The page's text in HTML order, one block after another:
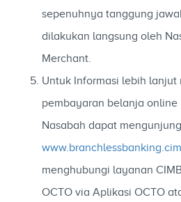
sepenuhnya tanggung
dilakukan langsung oleh
Merchant.
Untuk Informasi lebih lanjut
pembayaran belanja online
Nasabah dapat
menghubungi layanan
OCTO via Aplikasi OCTO